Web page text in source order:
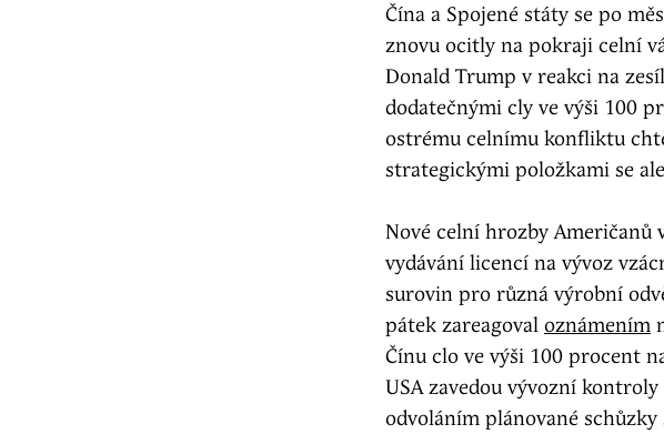
Čína a Spojené státy se po
znovu ocitly na pokraji celní
Donald Trump v reakci na
dodatečnými cly ve výši 100
ostrému celnímu konfliktu
strategickými položkami se
Nové celní hrozby Američanů
vydávání licencí na vývoz
surovin pro různá výrobní
pátek zareagoval oznámením
Čínu clo ve výši 100 procent
USA zavedou vývozní
odvoláním plánované